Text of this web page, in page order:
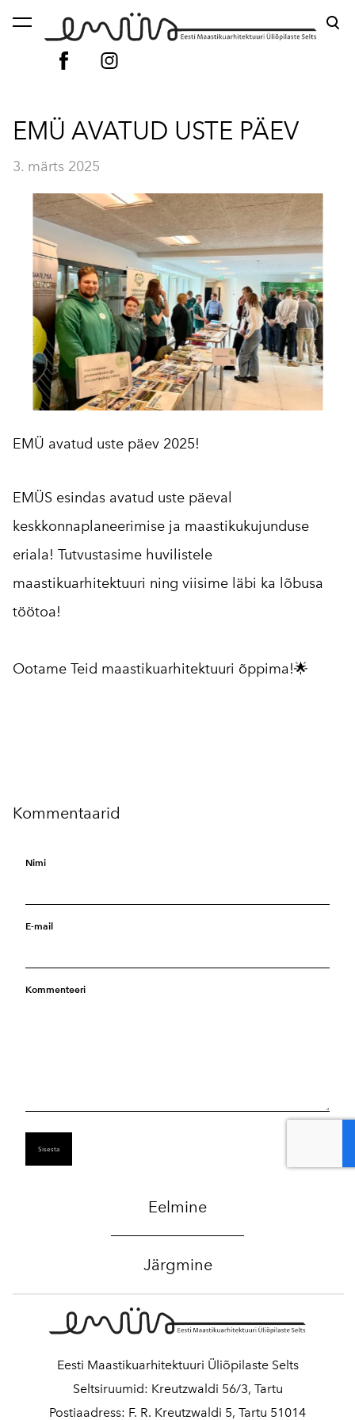
lisati ostukorvi. Vaata ostukorvi
EMÜ AVATUD USTE PÄEV
3. märts 2025
EMÜ avatud uste päev 2025!
EMÜS esindas avatud uste päeval
keskkonnaplaneerimise ja maastikukujunduse
eriala! Tutvustasime huvilistele
maastikuarhitektuuri ning viisime läbi ka lõbusa
töötoa!
Ootame Teid maastikuarhitektuuri õppima!🌟
Kommentaarid
Nimi
E-mail
Kommenteeri
Eelmine
Järgmine
Eesti Maastikuarhitektuuri Üliõpilaste Selts
Seltsiruumid: Kreutzwaldi 56/3, Tartu
Postiaadress: F. R. Kreutzwaldi 5, Tartu 51014